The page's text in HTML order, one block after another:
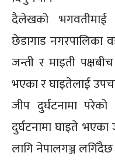
दैलेखको भगवतीमाई
छेडागाड नगरपालिका
जन्ती र माइती
भएका र घाइतेलाई
जीप दुर्घटनामा
दुर्घटनामा घाइते
लागि नेपालगञ्ज लगिँदैछ